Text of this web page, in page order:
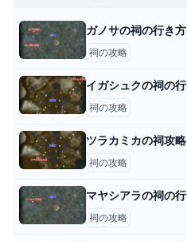
ガノサの祠の行き
祠の攻略
イガシュクの祠の
祠の攻略
ツラカミカの祠攻
祠の攻略
マヤシアラの祠の
祠の攻略